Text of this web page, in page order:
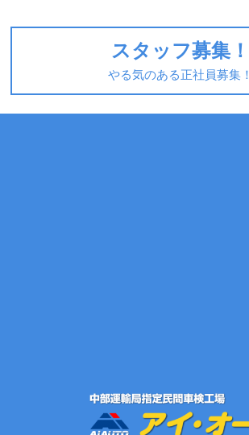
スタッフ募集！
やる気のある正社員募集！